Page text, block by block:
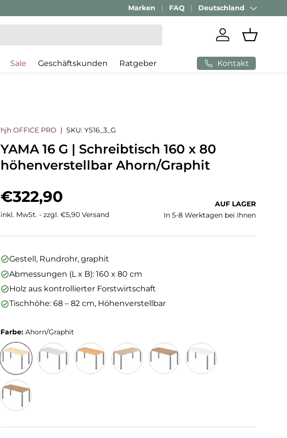
Passenden Bürostuhl finden mitAI-Beratung
Marken FAQ Land/Region
Deutschland
Einloggen
Sale Geschäftskunden Ratgeber Kontakt
hjh OFFICE PRO |SKU: YS16_3_G
YAMA 16 G | Schreibtisch 160 x 80
höhenverstellbar Ahorn/Graphit
Normaler Preis
€322,90
inkl. MwSt. - zzgl. €5,90 Versand
AUF LAGER
In 5-8 Werktagen bei Ihnen
Gestell, Rundrohr, graphit
Abmessungen (L x B): 160 x 80 cm
Holz aus kontrollierter Forstwirtschaft
Tischhöhe: 68 – 82 cm, Höhenverstellbar
Farbe:Ahorn/Graphit
Ahorn/Graphit